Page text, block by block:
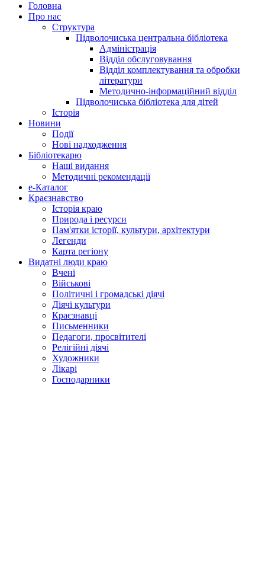
Головна
Про нас
Структура
Підволочиська центральна бібліотека
Адміністрація
Відділ обслуговування
Відділ комплектування та обробки
літератури
Методично-інформаційний відділ
Підволочиська бібліотека для дітей
Історія
Новини
Події
Нові надходження
Бібліотекарю
Наші видання
Методичні рекомендації
e-Каталог
Краєзнавство
Історія краю
Природа і ресурси
Пам'ятки історії, культури, архітектури
Легенди
Карта регіону
Видатні люди краю
Вчені
Військові
Політичні і громадські діячі
Діячі культури
Краєзнавці
Письменники
Педагоги, просвітителі
Релігійні діячі
Художники
Лікарі
Господарники